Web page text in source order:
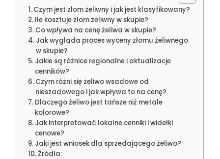
Czym jest złom żeliwny i jak jest klasyfikowany?
Ile kosztuje złom żeliwny w skupie?
Co wpływa na cenę żeliwa w skupie?
Jak wygląda proces wyceny złomu żeliwnego
w skupie?
Jakie są różnice regionalne i aktualizacje
cenników?
Czym różni się żeliwo wsadowe od
nieszadowego i jak wpływa to na cenę?
Dlaczego żeliwo jest tańsze niż metale
kolorowe?
Jak interpretować lokalne cenniki i widełki
cenowe?
Jaki jest wniosek dla sprzedającego żeliwo?
Źródła: